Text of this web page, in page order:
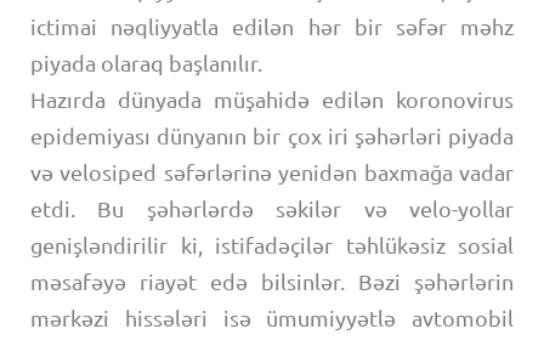
ictimai nəqliyyatla edilən hər bir səfər məhz
piyada olaraq başlanılır.
Hazırda dünyada müşahidə edilən koronovirus
epidemiyası dünyanın bir çox iri şəhərləri piyada
və velosiped səfərlərinə yenidən baxmağa vadar
etdi. Bu şəhərlərdə səkilər və velo-yollar
genişləndirilir ki, istifadəçilər təhlükəsiz sosial
məsafəyə riayət edə bilsinlər. Bəzi şəhərlərin
mərkəzi hissələri isə ümumiyyətlə avtomobil